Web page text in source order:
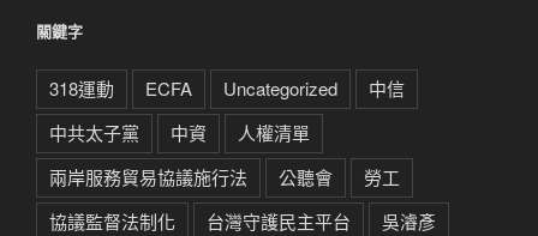
關鍵字
318運動 ECFA Uncategorized
中信
中共太子黨
中資
人權清單
兩岸服務貿易協議施行法
公聽會
勞工
協議監督法制化
台灣守護民主平台
吳濬彥